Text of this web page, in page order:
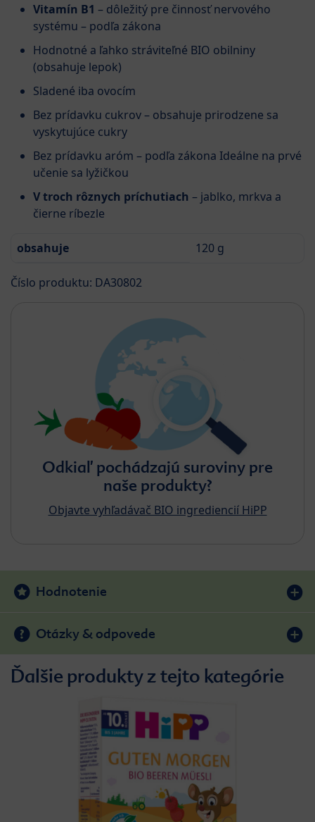
Vitamín B1 – dôležitý pre činnosť nervového
systému – podľa zákona
Hodnotné a ľahko stráviteľné BIO obilniny
(obsahuje lepok)
Sladené iba ovocím
Bez prídavku cukrov – obsahuje prirodzene sa
vyskytujúce cukry
Bez prídavku aróm – podľa zákona Ideálne na prvé
učenie sa lyžičkou
V troch rôznych príchutiach – jablko, mrkva a
čierne ríbezle
obsahuje 120 g
Číslo produktu: DA30802
Odkiaľ pochádzajú suroviny pre
naše produkty?
Objavte vyhľadávač BIO ingrediencií HiPP
Hodnotenie
Otázky & odpovede
Ďalšie produkty z tejto kategórie